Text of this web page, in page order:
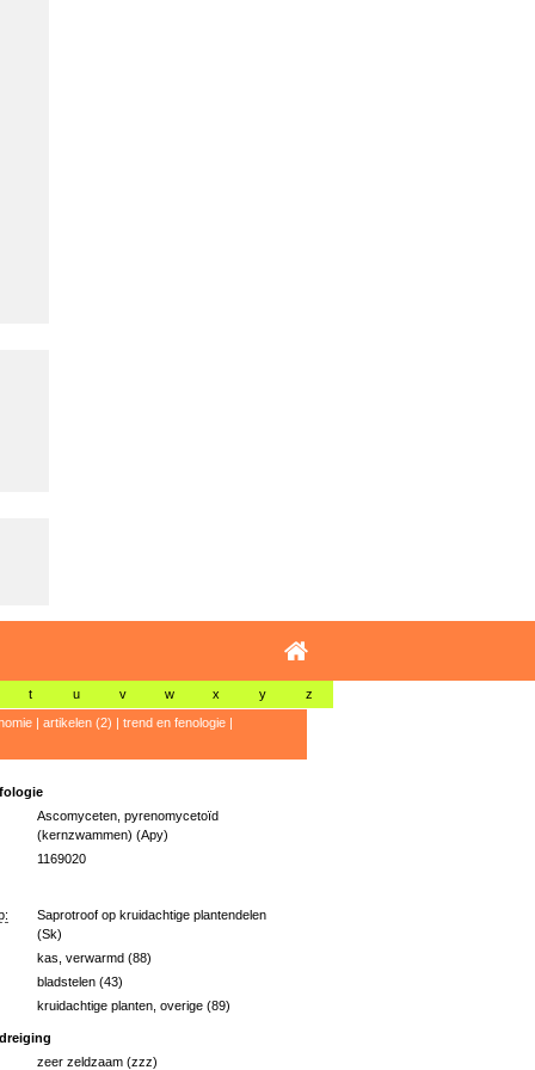
t u v w x y z
| artikelen (2) | trend en fenologie|
Ascomyceten, pyrenomycetoïd
(kernzwammen) (Apy)
1169020
Saprotroof op kruidachtige plantendelen
(Sk)
kas, verwarmd (88)
bladstelen (43)
kruidachtige planten, overige (89)
zeer zeldzaam (zzz)